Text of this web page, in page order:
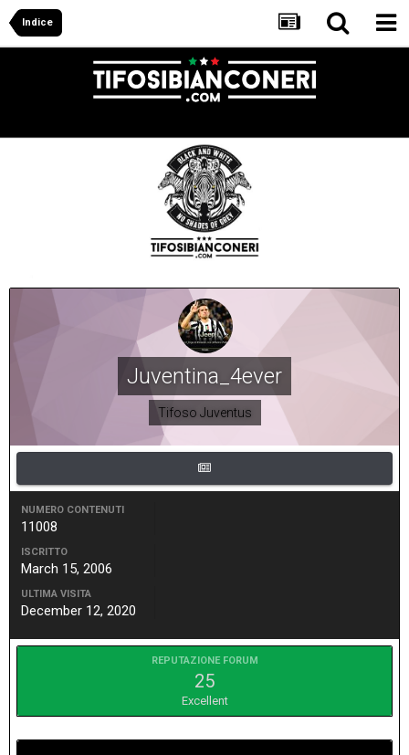
Indice
Juventina_4ever
Tifoso Juventus
NUMERO CONTENUTI
11008
ISCRITTO
March 15, 2006
ULTIMA VISITA
December 12, 2020
REPUTAZIONE FORUM
25
Excellent